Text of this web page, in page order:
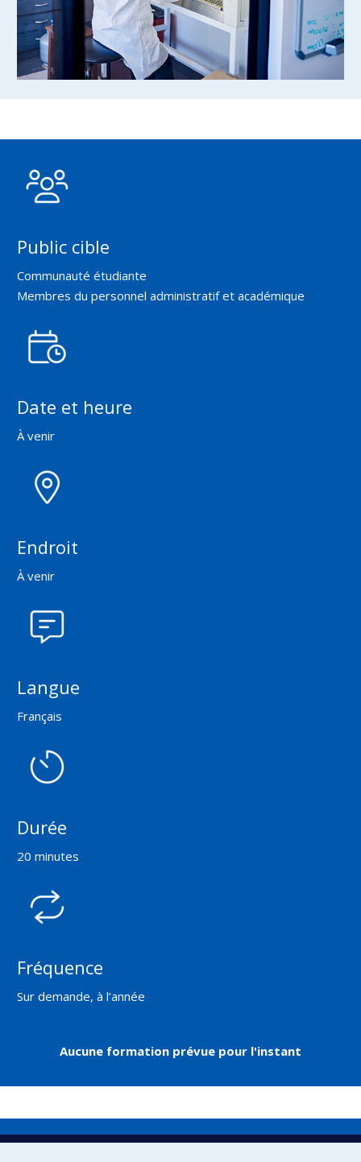
Public cible
Communauté étudiante
Membres du personnel administratif et académique
Date et heure
À venir
Endroit
À venir
Langue
Français
Durée
20 minutes
Fréquence
Sur demande, à l’année
Aucune formation prévue pour l'instant
Direction de la prévention et de la